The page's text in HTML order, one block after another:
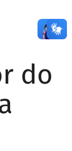
do